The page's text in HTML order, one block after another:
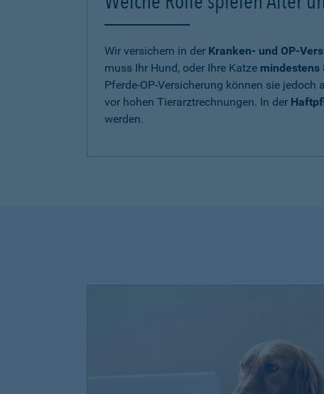
Wir versichern in der Kranken- und OP-
muss Ihr Hund, oder Ihre Katze mindestens
Pferde-OP-Versicherung können sie
vor hohen Tierarztrechnungen. In der
werden.